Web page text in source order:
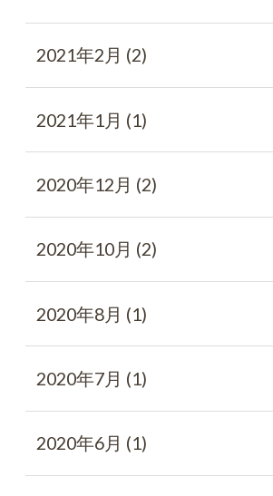
2021年2月 (2)
2021年1月 (1)
2020年12月 (2)
2020年10月 (2)
2020年8月 (1)
2020年7月 (1)
2020年6月 (1)